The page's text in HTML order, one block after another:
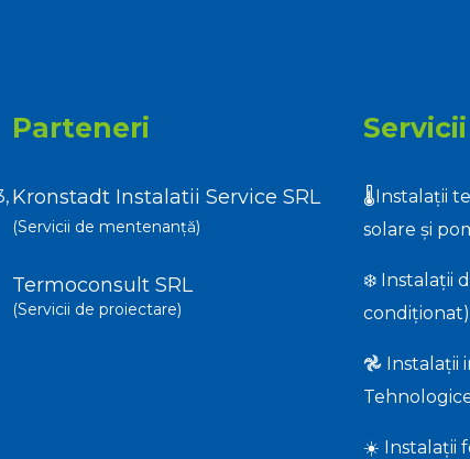
Parteneri
Kronstadt Instalatii Service SRL
(Servicii de mentenanță)
Termoconsult SRL
(Servicii de proiectare)
Servicii
🌡️Instalații
solare și
❄️ Instalații
condiționat)
𖣘 Instalații
☀️ Instalații